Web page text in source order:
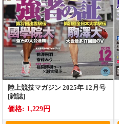
陸上競技マガジン 2025年 12月号
[雑誌]
価格: 1,229円